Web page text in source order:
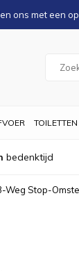
ons met een op
TOILETTEN
bedenktijd
Stop-